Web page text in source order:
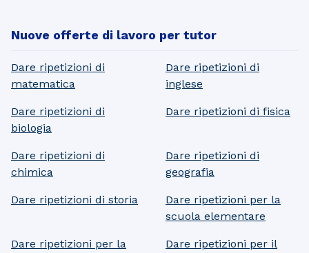
Nuove offerte di lavoro per tutor
Dare ripetizioni di
matematica
Dare ripetizioni di
inglese
Dare ripetizioni di
biologia
Dare ripetizioni di fisica
Dare ripetizioni di
chimica
Dare ripetizioni di
geografia
Dare ripetizioni di storia
Dare ripetizioni per la
scuola elementare
Dare ripetizioni per la
Dare ripetizioni per il